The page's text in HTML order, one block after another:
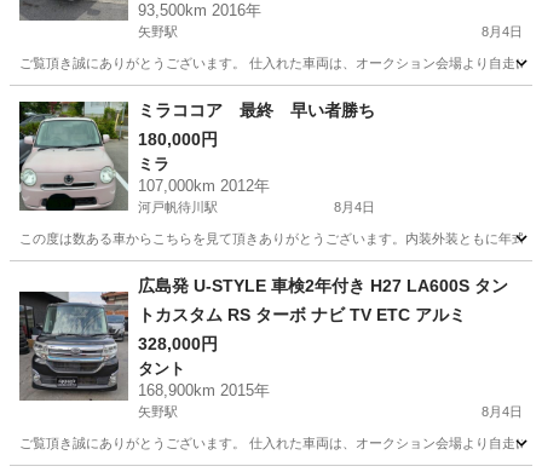
93,500km 2016年
矢野駅 8月4日
ご覧頂き誠にありがとうございます。 仕入れた車両は、オークション会場より自走
広島 安芸郡 矢野駅 ミライース 車両
ミラココア 最終 早い者勝ち
180,000円
ミラ
107,000km 2012年
河戸帆待川駅 8月4日
この度は数ある車からこちらを見て頂きありがとうございます。内装外装ともに年式
河戸帆待川駅 ミラ
広島発 U-STYLE 車検2年付き H27 LA600S タン
トカスタム RS ターボ ナビ TV ETC アルミ
328,000円
タント
168,900km 2015年
矢野駅 8月4日
ご覧頂き誠にありがとうございます。 仕入れた車両は、オークション会場より自走